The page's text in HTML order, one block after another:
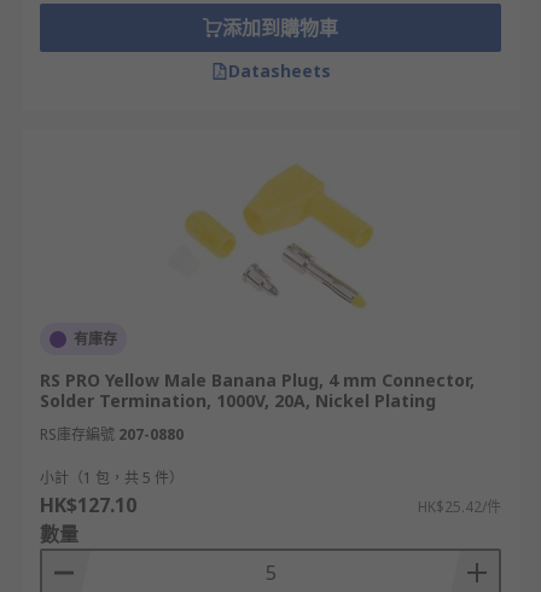
添加到購物車
Datasheets
有庫存
RS PRO Yellow Male Banana Plug, 4 mm Connector,
Solder Termination, 1000V, 20A, Nickel Plating
RS庫存編號 207-0880
小計（1 包，共 5 件）
HK$127.10 HK$25.42/件
數量